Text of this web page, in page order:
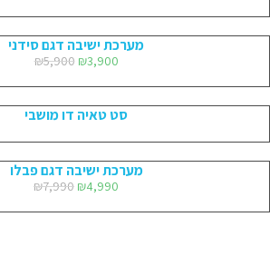
מערכת ישיבה דגם סידני
₪5,900 ₪3,900
סט טאיה דו מושבי
מערכת ישיבה דגם פבלו
₪7,990 ₪4,990